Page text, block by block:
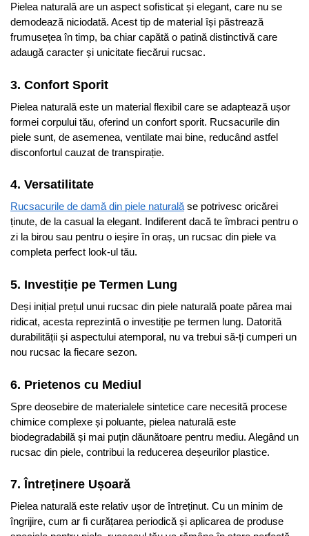
Pielea naturală are un aspect sofisticat și elegant, care nu se
demodează niciodată. Acest tip de material își păstrează
frumusețea în timp, ba chiar capătă o patină distinctivă care
adaugă caracter și unicitate fiecărui rucsac.
3. Confort Sporit
Pielea naturală este un material flexibil care se adaptează ușor
formei corpului tău, oferind un confort sporit. Rucsacurile din
piele sunt, de asemenea, ventilate mai bine, reducând astfel
disconfortul cauzat de transpirație.
4. Versatilitate
Rucsacurile de damă din piele naturalăse potrivesc oricărei
ținute, de la casual la elegant. Indiferent dacă te îmbraci pentru o
zi la birou sau pentru o ieșire în oraș, un rucsac din piele va
completa perfect look-ul tău.
5. Investiție pe Termen Lung
Deși inițial prețul unui rucsac din piele naturală poate părea mai
ridicat, acesta reprezintă o investiție pe termen lung. Datorită
durabilității și aspectului atemporal, nu va trebui să-ți cumperi un
nou rucsac la fiecare sezon.
6. Prietenos cu Mediul
Spre deosebire de materialele sintetice care necesită procese
chimice complexe și poluante, pielea naturală este
biodegradabilă și mai puțin dăunătoare pentru mediu. Alegând un
rucsac din piele, contribui la reducerea deșeurilor plastice.
7. Întreținere Ușoară
Pielea naturală este relativ ușor de întreținut. Cu un minim de
îngrijire, cum ar fi curățarea periodică și aplicarea de produse